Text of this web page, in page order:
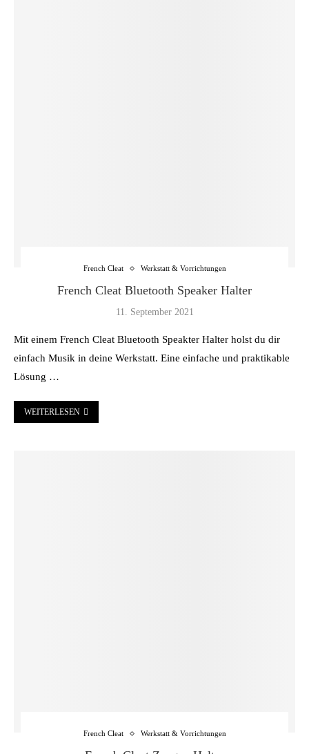
French Cleat Werkstatt & Vorrichtungen
French Cleat Bluetooth Speaker Halter
11. September 2021
Mit einem French Cleat Bluetooth Speakter Halter holst du dir
einfach Musik in deine Werkstatt. Eine einfache und praktikable
Lösung …
WEITERLESEN
French Cleat Werkstatt & Vorrichtungen